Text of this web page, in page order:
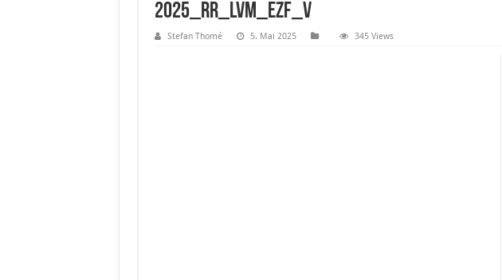
2025_RR_LVM_EZF_V
Stefan Thomé 5. Mai 2025 345 Views